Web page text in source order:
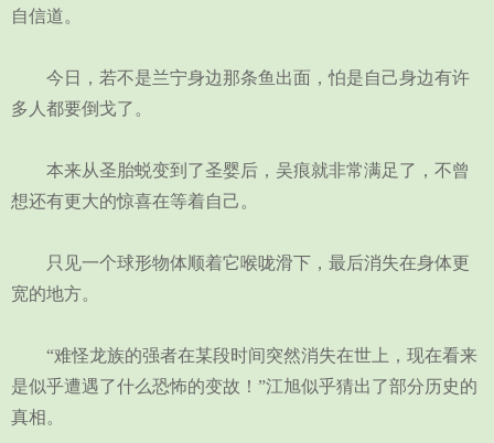
自信道。
今日，若不是兰宁身边那条鱼出面，怕是自己身边有许
多人都要倒戈了。
本来从圣胎蜕变到了圣婴后，吴痕就非常满足了，不曾
想还有更大的惊喜在等着自己。
只见一个球形物体顺着它喉咙滑下，最后消失在身体更
宽的地方。
“难怪龙族的强者在某段时间突然消失在世上，现在看来
是似乎遭遇了什么恐怖的变故！”江旭似乎猜出了部分历史的
真相。